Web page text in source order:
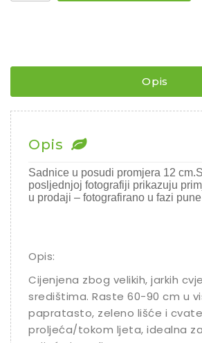
IVANČICA
količina
Opis
Opis
Sadnice u posudi promjera 12
posljednjoj fotografiji prikazuju
u prodaji – fotografirano u fazi
Opis:
Cijenjena zbog velikih, jarkih
središtima. Raste 60-90 cm u
papratasto, zeleno lišće i
proljeća/tokom ljeta, idealna